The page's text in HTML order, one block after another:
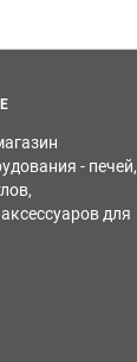
- печей,
для